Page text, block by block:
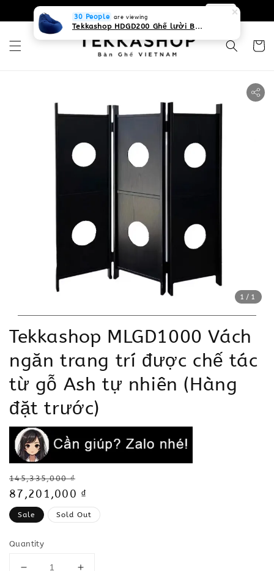
0931268840 Liên hệ với chúng tôi
1 /1
Tekkashop MLGD1000 Vách
ngăn trang trí được chế tác
từ gỗ Ash tự nhiên (Hàng
đặt trước)
Regular
price
145,335,000 ₫
Sale
price
87,201,000 ₫
Sale Sold Out
Quantity
30 People are viewing
Tekkashop HDGD200 Ghế lười Beanbag form truyền thống, chất liệu Olefin canvas kháng nước, màu xanh biển, có thể sử dụng trong nhà và cả ngoài trời, có quai xách